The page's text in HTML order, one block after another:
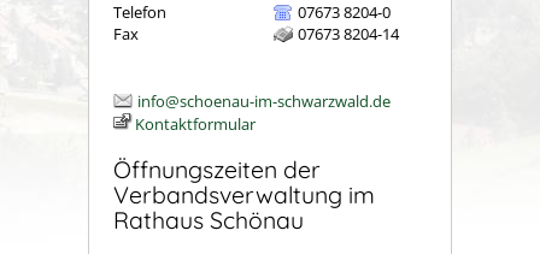
Telefon
07673 8204-0
Fax
07673 8204-14
info@schoenau-im-schwarzwald.de
Kontaktformular
Öffnungszeiten der
Verbandsverwaltung im
Rathaus Schönau